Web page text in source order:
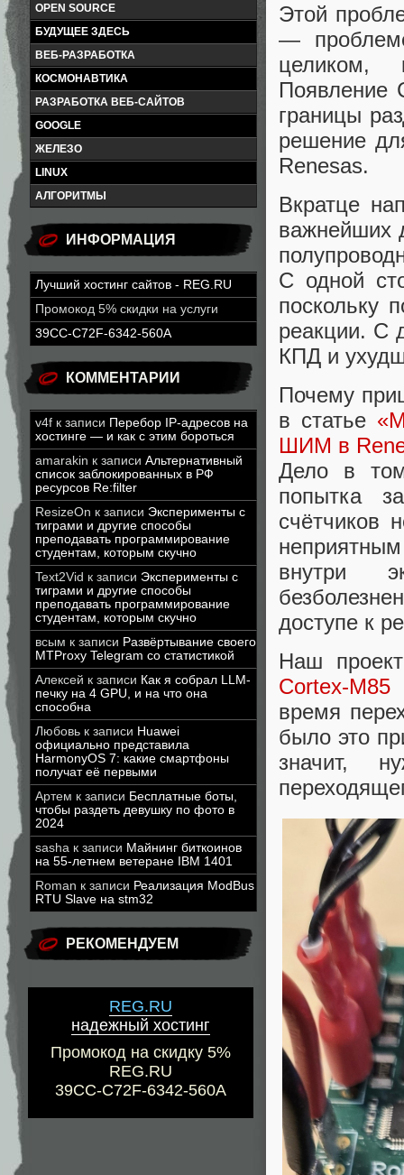
OPEN SOURCE
БУДУЩЕЕ ЗДЕСЬ
ВЕБ-РАЗРАБОТКА
КОСМОНАВТИКА
РАЗРАБОТКА ВЕБ-САЙТОВ
GOOGLE
ЖЕЛЕЗО
LINUX
АЛГОРИТМЫ
ИНФОРМАЦИЯ
Лучший хостинг сайтов - REG.RU
Промокод 5% скидки на услуги
39CC-C72F-6342-560A
КОММЕНТАРИИ
v4f к записи Перебор IP-адресов на
хостинге — и как с этим бороться
amarakin к записи Альтернативный
список заблокированных в РФ
ресурсов Re:filter
ResizeOn к записи Эксперименты с
тиграми и другие способы
преподавать программирование
студентам, которым скучно
Text2Vid к записи Эксперименты с
тиграми и другие способы
преподавать программирование
студентам, которым скучно
всым к записи Развёртывание своего
MTProxy Telegram со статистикой
Алексей к записи Как я собрал LLM-
печку на 4 GPU, и на что она
способна
Любовь к записи Huawei
официально представила
HarmonyOS 7: какие смартфоны
получат её первыми
Артем к записи Бесплатные боты,
чтобы раздеть девушку по фото в
2024
sasha к записи Майнинг биткоинов
на 55-летнем ветеране IBM 1401
Roman к записи Реализация ModBus
RTU Slave на stm32
РЕКОМЕНДУЕМ
REG.RU
надежный хостинг
Промокод на скидку 5%
REG.RU
39CC-C72F-6342-560A
Этой
—
целиком,
Появление
границы
решение
Renesas.
Вкратце
важнейших
С одной
поскольку
реакции. С
КПД и
Почему
в статье
ШИМ в
Дело в
попытка
счётчиков
внутри
доступе к
Наш
Cortex-M85
время
было это
значит,